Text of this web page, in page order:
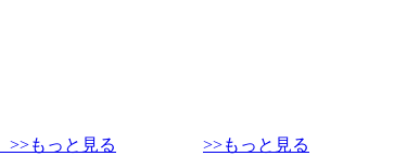
>>もっと見る
>>もっと見る